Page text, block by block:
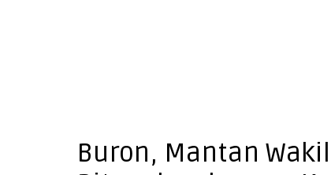
Buron, Mantan